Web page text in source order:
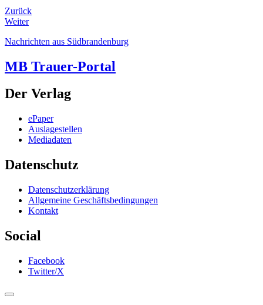
Zurück
Weiter
Nachrichten aus Südbrandenburg
MB Trauer-Portal
Der Verlag
ePaper
Auslagestellen
Mediadaten
Datenschutz
Datenschutzerklärung
Allgemeine Geschäftsbedingungen
Kontakt
Social
Facebook
Twitter/X